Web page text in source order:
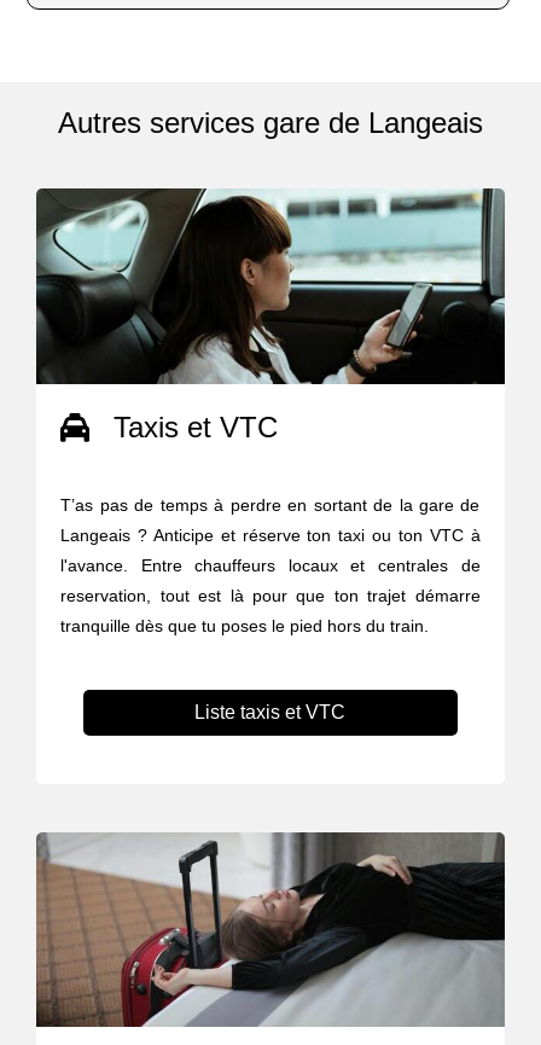
Autres services gare de Langeais
Taxis et VTC
T’as pas de temps à perdre en sortant de la gare de
Langeais ? Anticipe et réserve ton taxi ou ton VTC à
l'avance. Entre chauffeurs locaux et centrales de
reservation, tout est là pour que ton trajet démarre
tranquille dès que tu poses le pied hors du train.
Liste taxis et VTC